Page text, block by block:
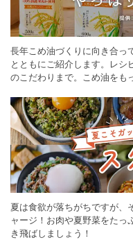
長年こめ油づくりに向き合っ
とともにご紹介します。レ
のこだわりまで。こめ油をも
夏は食欲が落ちがちですが、
ャージ！お肉や夏野菜をたっ
き飛ばしましょう！